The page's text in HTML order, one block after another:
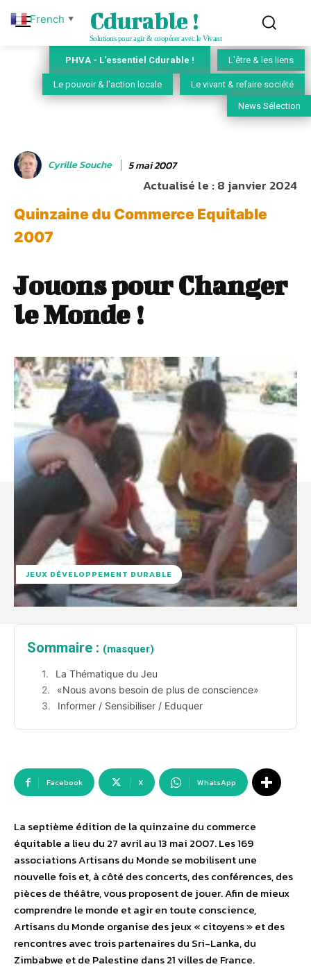
Cdurable !
Solutions pour agir & coopérer avec le Vivant
PHVA - L'essentiel Cdurable ! L'être & les liens
Le pouvoir & l'action locale Le vivant & refaire société
News Sélection
Cyrille Souche 5 mai 2007
Actualisé le :8 janvier 2024
Quinzaine du Commerce Equitable
2007
Jouons pour Changer
le Monde !
JEUX DÉVELOPPEMENT DURABLE
Sommaire : (masquer)
La Thématique du Jeu
«Nous avons besoin de plus de conscience»
Informer / Sensibiliser / Eduquer
Facebook X WhatsApp
La septième édition de la quinzaine du commerce
équitable a lieu du 27 avril au 13 mai 2007. Les 169
associations Artisans du Monde se mobilisent une
nouvelle fois et, à côté des concerts, des conférences, des
pièces de théâtre, vous proposent de jouer. Afin de mieux
comprendre le monde et agir en toute conscience,
Artisans du Monde organise des jeux « citoyens » et des
rencontres avec trois partenaires du Sri-Lanka, du
Zimbabwe et de Palestine dans 21 villes de France.
French ▼